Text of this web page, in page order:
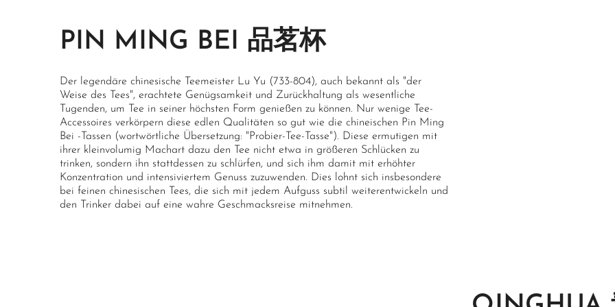
PIN MING BEI 品茗杯
Der legendäre chinesische Teemeister Lu Yu (733-804), auch bekannt als "der
Weise des Tees", erachtete Genügsamkeit und Zurückhaltung als wesentliche
Tugenden, um Tee in seiner höchsten Form genießen zu können. Nur wenige Tee-
Accessoires verkörpern diese edlen Qualitäten so gut wie die chineischen Pin Ming
Bei -Tassen (wortwörtliche Übersetzung: "Probier-Tee-Tasse"). Diese ermutigen mit
ihrer kleinvolumig Machart dazu den Tee nicht etwa in größeren Schlücken zu
trinken, sondern ihn stattdessen zu schlürfen, und sich ihm damit mit erhöhter
Konzentration und intensiviertem Genuss zuzuwenden. Dies lohnt sich insbesondere
bei feinen chinesischen Tees, die sich mit jedem Aufguss subtil weiterentwickeln und
den Trinker dabei auf eine wahre Geschmacksreise mitnehmen.